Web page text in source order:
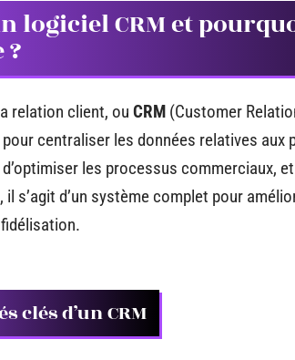
logiciel CRM et
relation client, ou CRM (Customer
centraliser les données relatives
les processus commerciaux,
il s’agit d’un système complet pour
clés d’un CRM